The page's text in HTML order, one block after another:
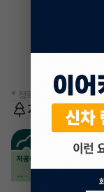
* 정확한 정보는 판매자
저공해차량
공항주차
50%